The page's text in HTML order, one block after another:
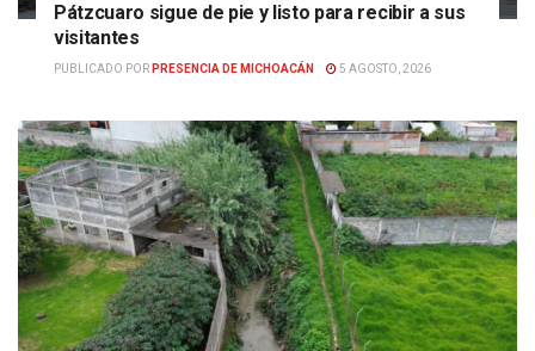
Pátzcuaro sigue de pie y listo para recibir a sus
visitantes
PUBLICADO POR PRESENCIA DE MICHOACÁN 5 AGOSTO, 2026